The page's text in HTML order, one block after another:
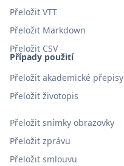
Případy použití
Přeložit akademické přepisy
Přeložit životopis
Přeložit snímky obrazovky
Přeložit zprávu
Přeložit smlouvu
Přeložit VTT
Přeložit Markdown
Přeložit CSV